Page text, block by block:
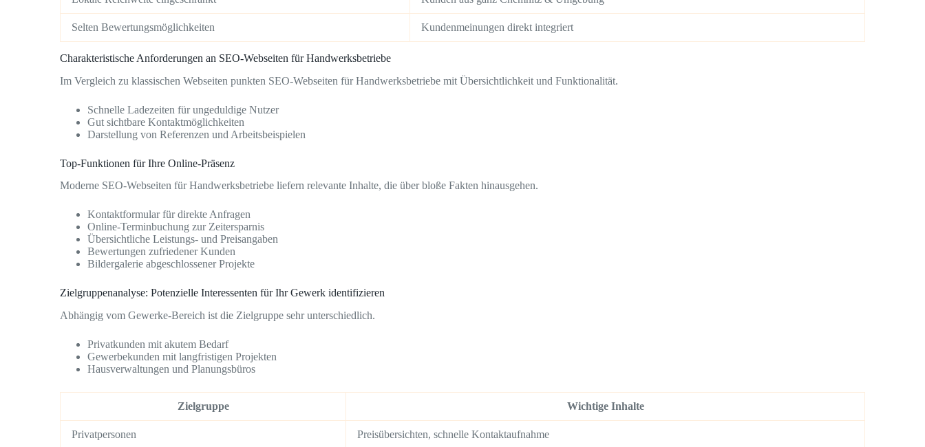
Selten Bewertungsmöglichkeiten Kundenmeinungen direkt integriert
Charakteristische Anforderungen an SEO-Webseiten für Handwerksbetriebe
Im Vergleich zu klassischen Webseiten punkten SEO-Webseiten für Handwerksbetriebe mit Übersichtlichkeit und Funktionalität.
Schnelle Ladezeiten für ungeduldige Nutzer
Gut sichtbare Kontaktmöglichkeiten
Darstellung von Referenzen und Arbeitsbeispielen
Top-Funktionen für Ihre Online-Präsenz
Moderne SEO-Webseiten für Handwerksbetriebe liefern relevante Inhalte, die über bloße Fakten hinausgehen.
Kontaktformular für direkte Anfragen
Online-Terminbuchung zur Zeitersparnis
Übersichtliche Leistungs- und Preisangaben
Bewertungen zufriedener Kunden
Bildergalerie abgeschlossener Projekte
Zielgruppenanalyse: Potenzielle Interessenten für Ihr Gewerk identifizieren
Abhängig vom Gewerke-Bereich ist die Zielgruppe sehr unterschiedlich.
Privatkunden mit akutem Bedarf
Gewerbekunden mit langfristigen Projekten
Hausverwaltungen und Planungsbüros
Zielgruppe Wichtige Inhalte
Privatpersonen Preisübersichten, schnelle Kontaktaufnahme